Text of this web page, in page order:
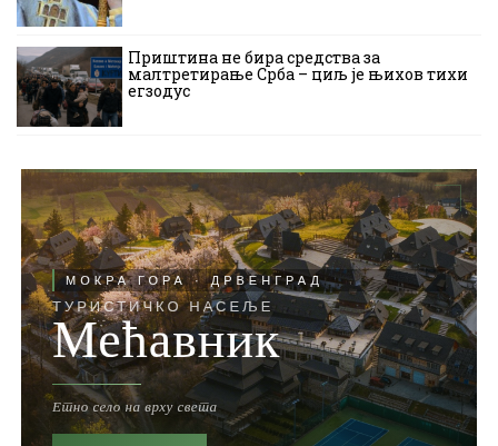
Приштина не бира средства за
малтретирање Срба – циљ је њихов тихи
егзодус